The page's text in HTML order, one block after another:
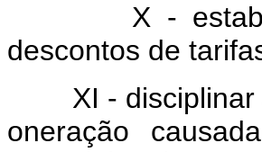
X -
descontos de
XI - disciplinar
oneração